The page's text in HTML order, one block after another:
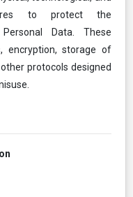
to protect the
Data. These
encryption, storage of
protocols designed